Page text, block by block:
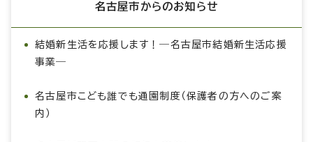
名古屋市からのお知らせ
結婚新生活を応援します！―名古屋市結婚新生活応援
事業―
名古屋市こども誰でも通園制度（保護者の方へのご案
内）